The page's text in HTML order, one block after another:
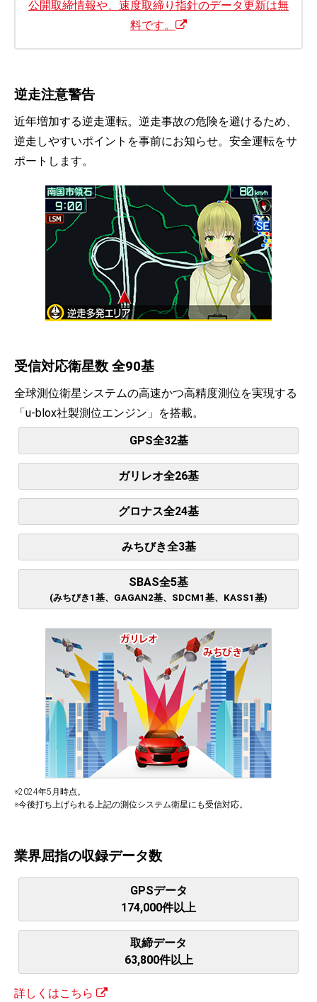
公開取締情報や、速度取締り指針のデータ更新は無
料です。
逆走注意警告
近年増加する逆走運転。逆走事故の危険を避けるため、
逆走しやすいポイントを事前にお知らせ。安全運転をサ
ポートします。
受信対応衛星数 全90基
全球測位衛星システムの高速かつ高精度測位を実現する
「u-blox社製測位エンジン」を搭載。
GPS全32基
ガリレオ全26基
グロナス全24基
みちびき全3基
SBAS全5基
(みちびき1基、GAGAN2基、SDCM1基、KASS1基)
※2024年5月時点。
※今後打ち上げられる上記の測位システム衛星にも受信対応。
業界屈指の収録データ数
GPSデータ
174,000件以上
取締データ
63,800件以上
詳しくはこちら